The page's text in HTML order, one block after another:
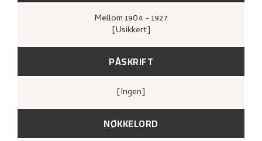
Mellom 1904 - 1927
[Usikkert]
PÅSKRIFT
[ingen]
NØKKELORD